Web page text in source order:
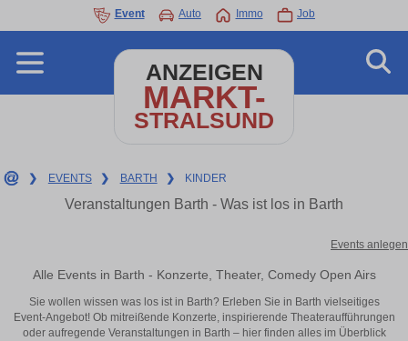
Event Auto Immo Job
ANZEIGEN
MARKT-
STRALSUND
❯ EVENTS ❯ BARTH ❯ KINDER
Veranstaltungen Barth - Was ist los in Barth
Events anlegen
Alle Events in Barth - Konzerte, Theater, Comedy Open Airs
Sie wollen wissen was los ist in Barth? Erleben Sie in Barth vielseitiges
Event-Angebot! Ob mitreißende Konzerte, inspirierende Theateraufführungen
oder aufregende Veranstaltungen in Barth – hier finden alles im Überblick